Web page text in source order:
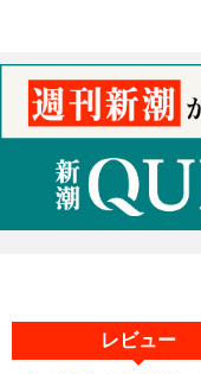
レビュー